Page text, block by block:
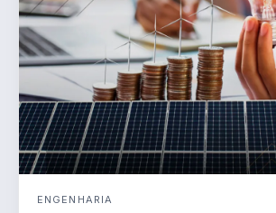
ENGENHARIA